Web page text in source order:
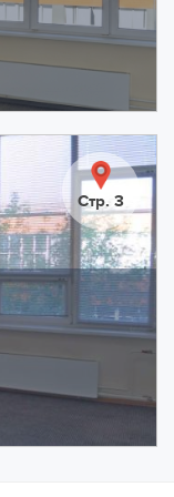
ставку.
и
25,1
Выполнена
-
отделка типа
ставку.
и
Стр. 3